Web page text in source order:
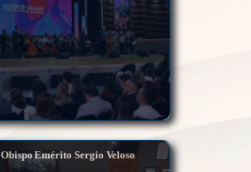
Obispo Emérito Sergio Veloso